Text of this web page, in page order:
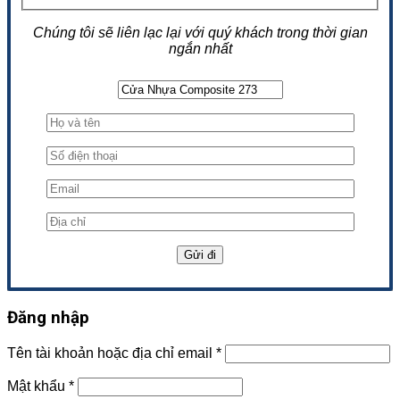
Chúng tôi sẽ liên lạc lại với quý khách trong thời gian
ngắn nhất
Đăng nhập
Tên tài khoản hoặc địa chỉ email *
Mật khẩu *